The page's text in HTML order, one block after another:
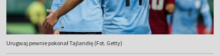
Urugwaj pewnie pokonał Tajlandię (Fot. Getty)